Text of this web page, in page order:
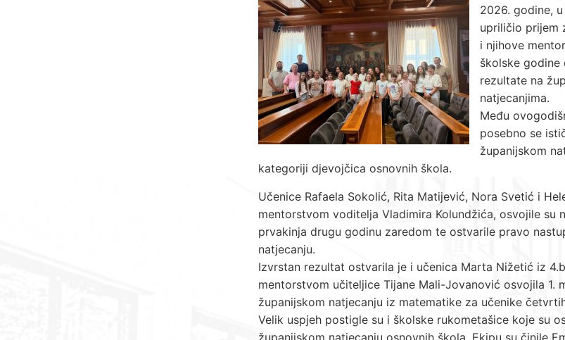
2026. godine,
upriličio prijem
i njihove
školske godine
rezultate na
natjecanjima.
Među
posebno se
županijskom
kategoriji djevojčica osnovnih škola.
Učenice Rafaela Sokolić, Rita Matijević, Nora Svetić i
mentorstvom voditelja Vladimira Kolundžića, osvojile su
prvakinja drugu godinu zaredom te ostvarile pravo
natjecanju.
Izvrstan rezultat ostvarila je i učenica Marta Nižetić iz
mentorstvom učiteljice Tijane Mali-Jovanović osvojila 1.
županijskom natjecanju iz matematike za učenike
Velik uspjeh postigle su i školske rukometašice koje su
županijskom natjecanju osnovnih škola. Ekipu su činile